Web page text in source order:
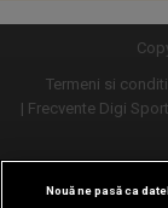
Termeni si
Frecvente Digi Sport
Nouă ne pasă ca